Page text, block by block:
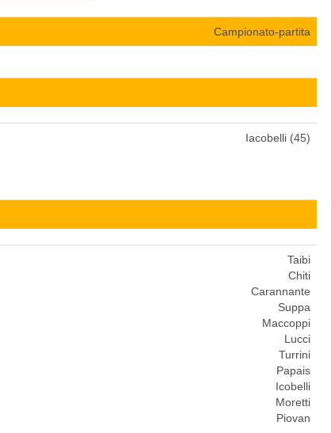
Campionato-partita
Iacobelli (45)
Taibi
Chiti
Carannante
Suppa
Maccoppi
Lucci
Turrini
Papais
Icobelli
Moretti
Piovan